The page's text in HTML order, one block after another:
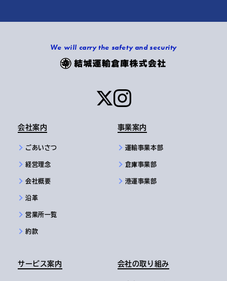
We will carry the safety and security
会社案内
ごあいさつ
経営理念
会社概要
沿革
営業所一覧
約款
事業案内
運輸事業本部
倉庫事業部
港運事業部
サービス案内 会社の取り組み